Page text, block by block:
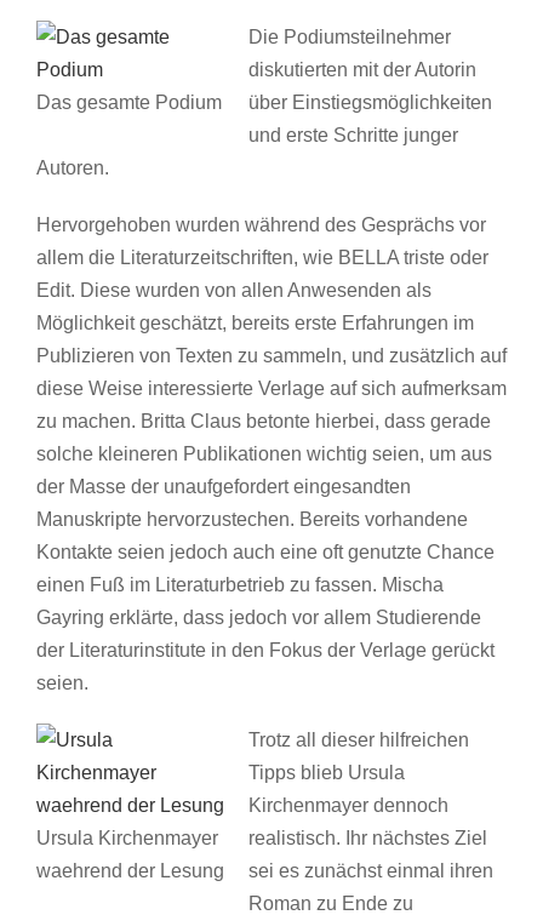
Das gesamte Podium
Die Podiumsteilnehmer
diskutierten mit der Autorin
über Einstiegsmöglichkeiten
und erste Schritte junger
Autoren.
Hervorgehoben wurden während des Gesprächs vor
allem die Literaturzeitschriften, wie BELLA triste oder
Edit. Diese wurden von allen Anwesenden als
Möglichkeit geschätzt, bereits erste Erfahrungen im
Publizieren von Texten zu sammeln, und zusätzlich auf
diese Weise interessierte Verlage auf sich aufmerksam
zu machen. Britta Claus betonte hierbei, dass gerade
solche kleineren Publikationen wichtig seien, um aus
der Masse der unaufgefordert eingesandten
Manuskripte hervorzustechen. Bereits vorhandene
Kontakte seien jedoch auch eine oft genutzte Chance
einen Fuß im Literaturbetrieb zu fassen. Mischa
Gayring erklärte, dass jedoch vor allem Studierende
der Literaturinstitute in den Fokus der Verlage gerückt
seien.
Ursula Kirchenmayer
waehrend der Lesung
Trotz all dieser hilfreichen
Tipps blieb Ursula
Kirchenmayer dennoch
realistisch. Ihr nächstes Ziel
sei es zunächst einmal ihren
Roman zu Ende zu